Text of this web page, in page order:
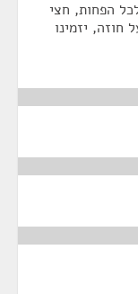
הפחות, חצי
יזמינו